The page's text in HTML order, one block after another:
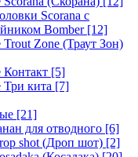
Scorana с
Bomber[12]
Zone (Траут Зон)
[5]
кита [7]
[21]
для отводного [6]
shot (Дроп шот) [2]